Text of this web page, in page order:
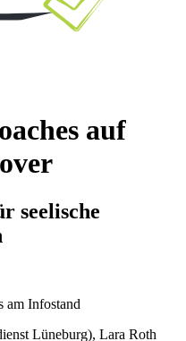
auf
seelische
Lüneburg), Lara Roth